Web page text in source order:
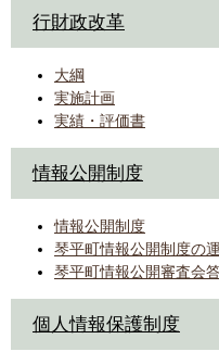
行財政改革
大綱
実施計画
実績・評価書
情報公開制度
情報公開制度
琴平町情報公開制度の
琴平町情報公開審査会
個人情報保護制度